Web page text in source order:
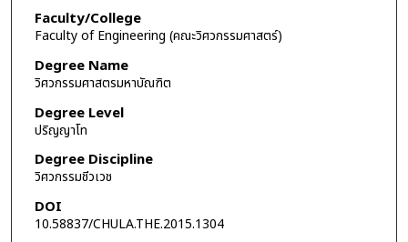
Faculty/College
Faculty of Engineering (คณะวิศวกรรมศาสตร์)
Degree Name
วิศวกรรมศาสตรมหาบัณฑิต
Degree Level
ปริญญาโท
Degree Discipline
วิศวกรรมชีวเวช
DOI
10.58837/CHULA.THE.2015.1304